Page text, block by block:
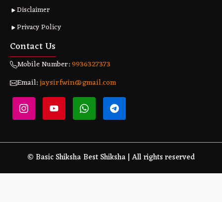
Disclaimer
Privacy Policy
Contact Us
Mobile Number:9936327373
Email:jaysirfwin@gmail.com
© Basic Shiksha Best Shiksha | All rights reserved